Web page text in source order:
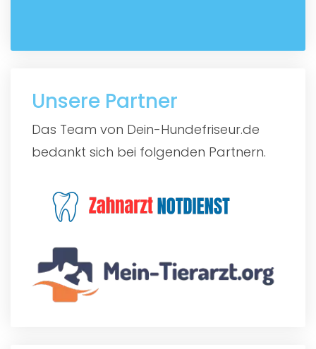
Unsere Partner
Das Team von Dein-Hundefriseur.de
bedankt sich bei folgenden Partnern.